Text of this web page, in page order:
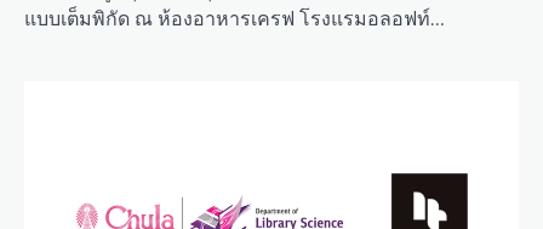
แบบเต็มพิกัด ณ ห้องอาหารเครฟ โรงแรมอลอฟท์…